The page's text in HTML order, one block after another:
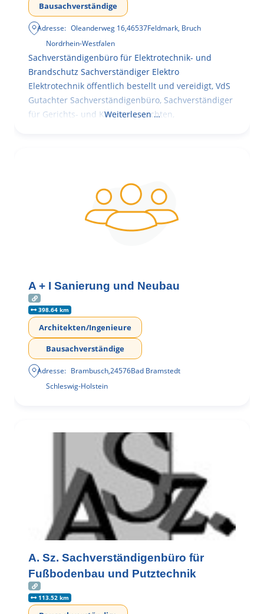
Bausachverständige
Adresse: Oleanderweg 16,46537Feldmark, Bruch
Nordrhein-Westfalen
Sachverständigenbüro für Elektrotechnik- und
Brandschutz Sachverständiger Elektro
Elektrotechnik öffentlich bestellt und vereidigt, VdS
Gutachter Sachverständigenbüro, Sachverständiger
für Gerichts- und Kammergutachten,
Weiterlesen …
A + I Sanierung und Neubau
398.64 km
Architekten/Ingenieure
Bausachverständige
Adresse: Brambusch,24576Bad Bramstedt
Schleswig-Holstein
A. Sz. Sachverständigenbüro für
Fußbodenbau und Putztechnik
113.52 km